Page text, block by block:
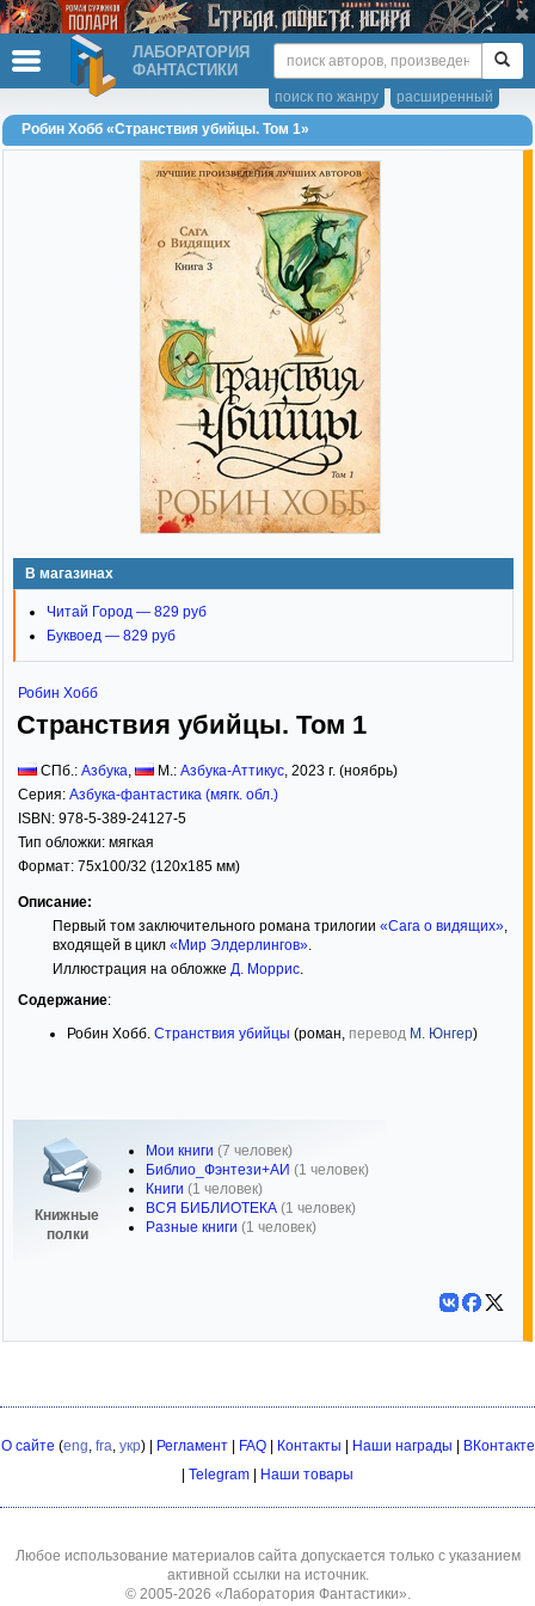
ЛАБОРАТОРИЯ
ФАНТАСТИКИ
расширенный
поиск по жанру
Робин Хобб «Странствия убийцы. Том 1»
В магазинах
Читай Город — 829 руб
Буквоед — 829 руб
Робин Хобб
Странствия убийцы. Том 1
СПб.: Азбука, М.: Азбука-Аттикус, 2023 г. (ноябрь)
Серия: Азбука-фантастика (мягк. обл.)
ISBN: 978-5-389-24127-5
Тип обложки: мягкая
Формат: 75x100/32 (120x185 мм)
Описание:
Первый том заключительного романа трилогии «Сага о видящих»,
входящей в цикл «Мир Элдерлингов».
Иллюстрация на обложке Д. Моррис.
Содержание:
Робин Хобб. Странствия убийцы (роман, перевод М. Юнгер)
Книжные
полки
Мои книги (7 человек)
Библио_Фэнтези+АИ (1 человек)
Книги (1 человек)
ВСЯ БИБЛИОТЕКА (1 человек)
Разные книги (1 человек)
О сайте (eng, fra, укр) | Регламент| FAQ| Контакты Наши награды
ВКонтакте
Telegram Наши товары
Любое использование материалов сайта допускается только с указанием
активной ссылки на источник.
© 2005-2026 «Лаборатория Фантастики».